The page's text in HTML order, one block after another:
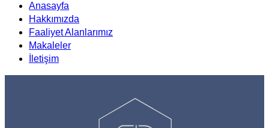
Anasayfa
Hakkımızda
Faaliyet Alanlarımız
Makaleler
İletişim